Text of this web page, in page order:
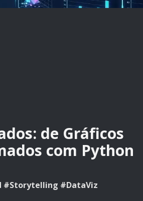
de Gráficos
com Python
#Storytelling #DataViz